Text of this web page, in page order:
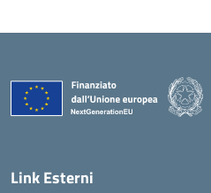
Link Esterni